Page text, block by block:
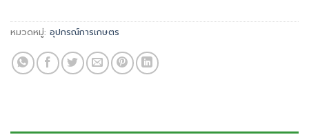
หมวดหมู่: อุปกรณ์การเกษตร